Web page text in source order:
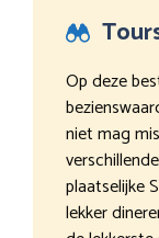
Op deze
niet mag
plaatselijke
lekker